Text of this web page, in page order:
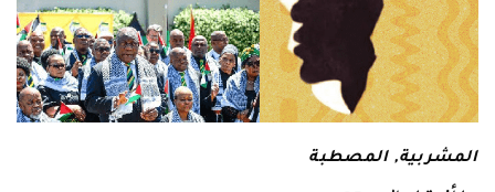
المشربية,المصطبة